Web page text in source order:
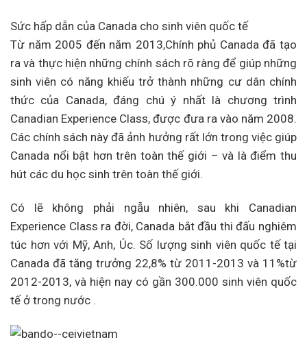
Sức hấp dẫn của Canada cho sinh viên quốc tế
Từ năm 2005 đến năm 2013,Chính phủ Canada đã tạo
ra và thực hiện những chính sách rõ ràng để giúp những
sinh viên có năng khiếu trở thành những cư dân chính
thức của Canada, đáng chú ý nhất là chương trình
Canadian Experience Class, được đưa ra vào năm 2008.
Các chính sách này đã ảnh hưởng rất lớn trong việc giúp
Canada nổi bật hơn trên toàn thế giới – và là điểm thu
hút các du học sinh trên toàn thế giới.
Có lẽ không phải ngẫu nhiên, sau khi Canadian
Experience Class ra đời, Canada bắt đầu thi đấu nghiêm
túc hơn với Mỹ, Anh, Úc. Số lượng sinh viên quốc tế tại
Canada đã tăng trưởng 22,8% từ 2011-2013 và 11%từ
2012-2013, và hiện nay có gần 300.000 sinh viên quốc
tế ở trong nước .